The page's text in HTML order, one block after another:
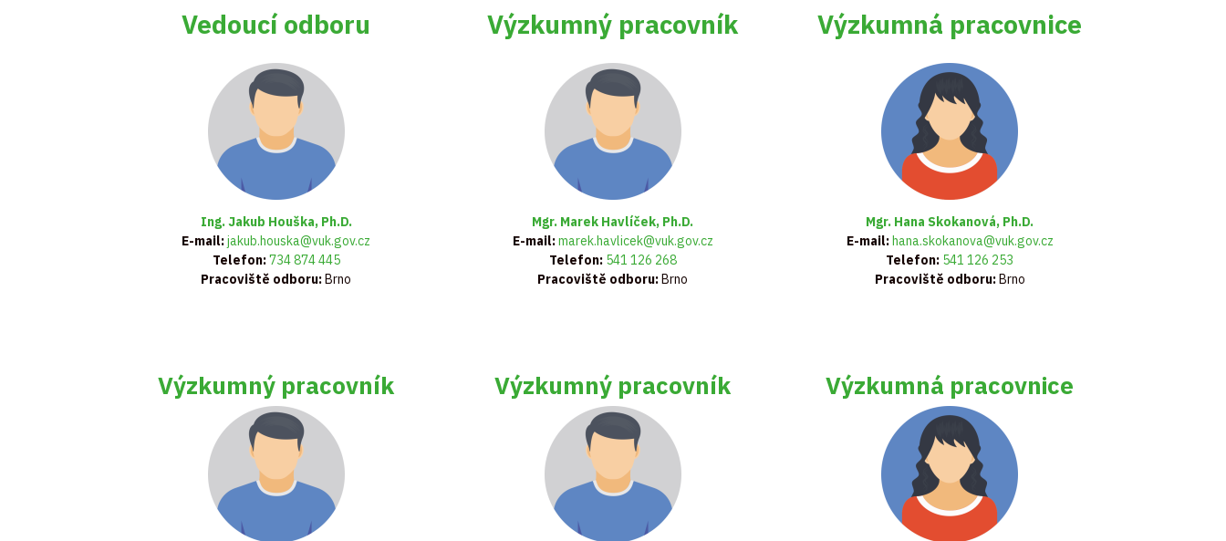
Vedoucí odboru
Ing. Jakub Houška, Ph.D.
E-mail:jakub.houska@vuk.gov.cz
Telefon:734 874 445
Pracoviště odboru:Brno
Výzkumný pracovník
Mgr. Marek Havlíček, Ph.D.
E-mail:marek.havlicek@vuk.gov.cz
Telefon: 541 126 268
Pracoviště odboru:Brno
Výzkumná pracovnice
Mgr. Hana Skokanová, Ph.D.
E-mail:hana.skokanova@vuk.gov.cz
Telefon: 541 126 253
Pracoviště odboru:Brno
Výzkumný pracovník Výzkumný pracovník Výzkumná pracovnice